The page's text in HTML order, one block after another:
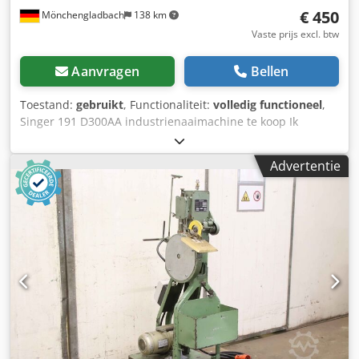
Mönchengladbach 138 km € 450
Vaste prijs excl. btw
Aanvragen Bellen
Toestand: gebruikt, Functionaliteit: volledig functioneel,
Singer 191 D300AA industrienaaimachine te koop Ik
verkoop een robuuste en betrouwbare Singer 191 D300AA
industrienaaimachine. Deze machine is ontworpen voor
veeleisende naaiwerkzaamheden en overtuigt door zijn
stabiele constructie en hoge prestaties bij dagelijks
gebruik. Ideaal voor een werkplaats, een atelier of
professioneel gebruik. De machine is bijzonder geschikt
voor rechte naden en precisiewerk aan verschillende
materialen. Dankzij de industriële uitvoering is hij
duurzaam, krachtig en uitermate geschikt voor regelmatig
gebruik. De machine wordt geleverd zoals afgebeeld. Let
op: particuliere verkoop. Geen garantie, geen
aansprakelijkheid en geen retourrecht. De verkoop
geschiedt onder uitsluiting van elke aansprakelijkheid voor
Advertentie